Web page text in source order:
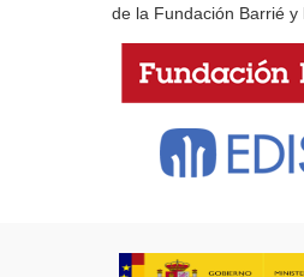
de la Fundación Barrié y